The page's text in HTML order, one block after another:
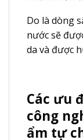
Do là dòng
nước sẽ
da và được
Các ưu
công
ẩm tự